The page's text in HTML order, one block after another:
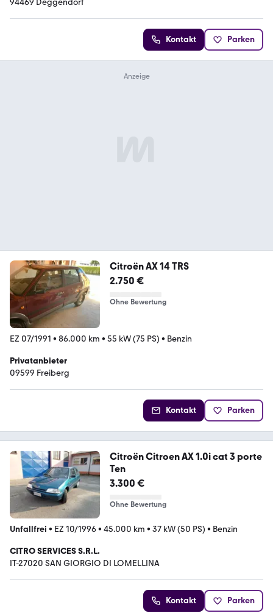
94469 Deggendorf
Kontakt Parken
Citroën AX 14 TRS
2.750 €
Ohne Bewertung
EZ 07/1991 • 86.000 km • 55 kW (75 PS) • Benzin
Privatanbieter
09599 Freiberg
Kontakt Parken
Citroën Citroen AX 1.0i cat 3 porte
Ten
3.300 €
Ohne Bewertung
Unfallfrei • EZ 10/1996• 45.000 km • 37 kW (50 PS) • Benzin
CITRO SERVICES S.R.L.
IT-27020 SAN GIORGIO DI LOMELLINA
Kontakt Parken